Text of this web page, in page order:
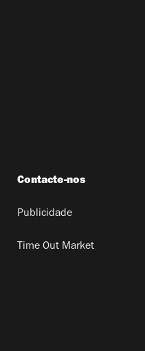
Contacte-nos
Publicidade
Time Out Market